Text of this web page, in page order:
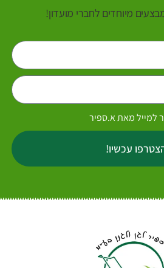
מיוחדים לחברי מועדון!
למייל מאת א.ספיר
עכשיו!